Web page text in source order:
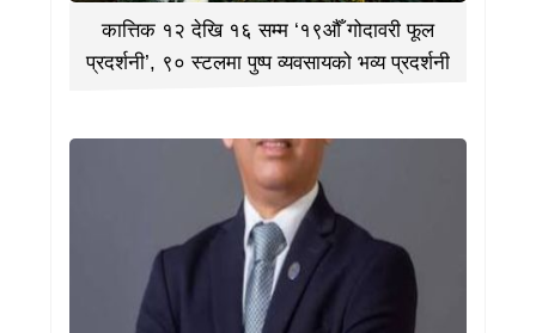
कात्तिक १२ देखि १६ सम्म ‘१९औँ गोदावरी फूल
प्रदर्शनी’, ९० स्टलमा पुष्प व्यवसायको भव्य प्रदर्शनी